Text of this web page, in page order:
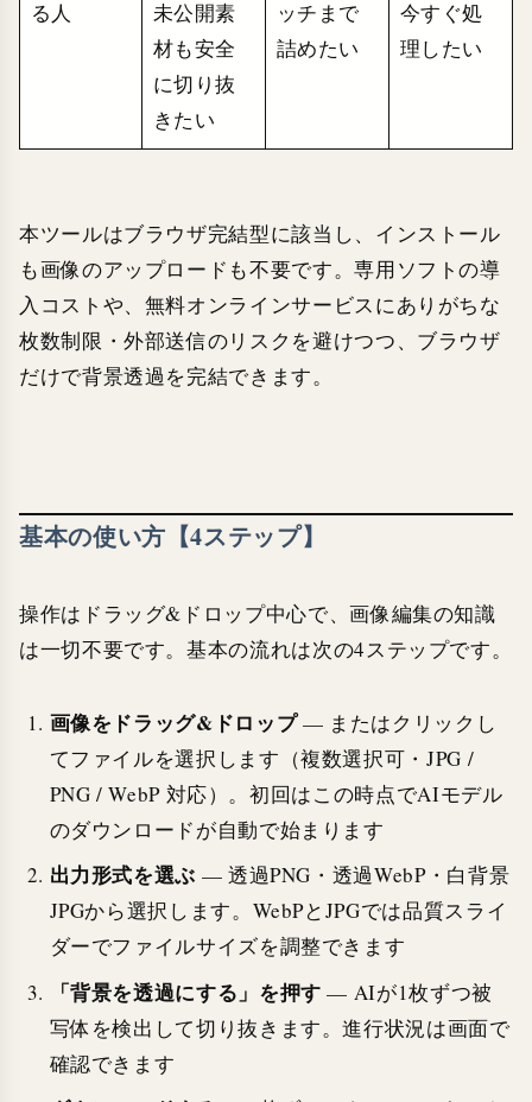
る人
未公開素
材も安全
に切り抜
きたい
ッチまで
詰めたい
今すぐ処
理したい
本ツールはブラウザ完結型に該当し、インストール
も画像のアップロードも不要です。専用ソフトの導
入コストや、無料オンラインサービスにありがちな
枚数制限・外部送信のリスクを避けつつ、ブラウザ
だけで背景透過を完結できます。
基本の使い方【4ステップ】
操作はドラッグ&ドロップ中心で、画像編集の知識
は一切不要です。基本の流れは次の4ステップです。
画像をドラッグ&ドロップ— またはクリックし
てファイルを選択します（複数選択可・JPG /
PNG / WebP 対応）。初回はこの時点でAIモデル
のダウンロードが自動で始まります
出力形式を選ぶ — 透過PNG・透過WebP・白背景
JPGから選択します。WebPとJPGでは品質スライ
ダーでファイルサイズを調整できます
「背景を透過にする」を押す — AIが1枚ずつ被
写体を検出して切り抜きます。進行状況は画面で
確認できます